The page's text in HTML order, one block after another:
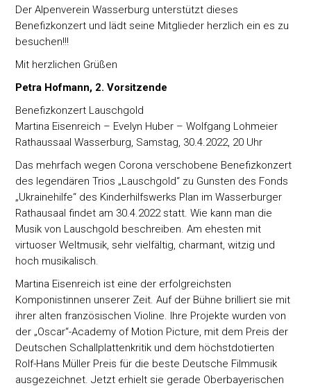
Der Alpenverein Wasserburg unterstützt dieses
Benefizkonzert und lädt seine Mitglieder herzlich ein es zu
besuchen!!!
Mit herzlichen Grüßen
Petra Hofmann, 2. Vorsitzende
Benefizkonzert Lauschgold
Martina Eisenreich – Evelyn Huber – Wolfgang Lohmeier
Rathaussaal Wasserburg, Samstag, 30.4.2022, 20 Uhr
Das mehrfach wegen Corona verschobene Benefizkonzert
des legendären Trios „Lauschgold“ zu Gunsten des Fonds
„Ukrainehilfe“ des Kinderhilfswerks Plan im Wasserburger
Rathausaal findet am 30.4.2022 statt. Wie kann man die
Musik von Lauschgold beschreiben. Am ehesten mit
virtuoser Weltmusik, sehr vielfältig, charmant, witzig und
hoch musikalisch.
Martina Eisenreich ist eine der erfolgreichsten
Komponistinnen unserer Zeit. Auf der Bühne brilliert sie mit
ihrer alten französischen Violine. Ihre Projekte wurden von
der „Oscar“-Academy of Motion Picture, mit dem Preis der
Deutschen Schallplattenkritik und dem höchstdotierten
Rolf-Hans Müller Preis für die beste Deutsche Filmmusik
ausgezeichnet. Jetzt erhielt sie gerade Oberbayerischen